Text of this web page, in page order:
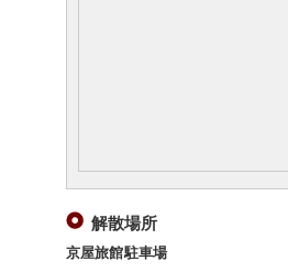
解散場所
京屋旅館駐車場